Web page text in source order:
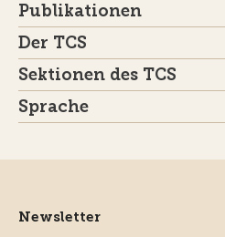
Publikationen
Der TCS
Sektionen des TCS
Sprache
Newsletter